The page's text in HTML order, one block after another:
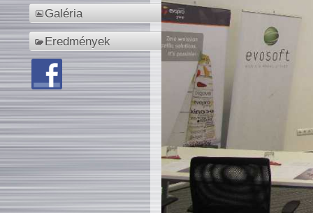
Galéria
Eredmények